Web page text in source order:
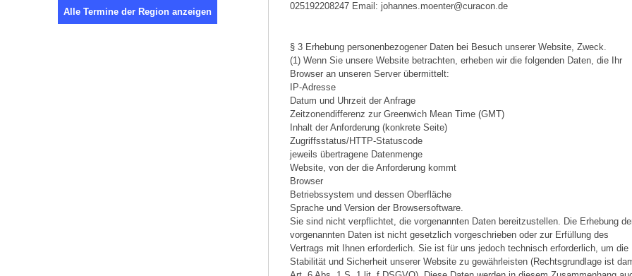
Alle Termine der Region anzeigen
025192208247 Email: johannes.moenter@curacon.de
§ 3 Erhebung personenbezogener Daten bei Besuch unserer Website, Zweck.
(1) Wenn Sie unsere Website betrachten, erheben wir die folgenden Daten, die Ihr
Browser an unseren Server übermittelt:
IP-Adresse
Datum und Uhrzeit der Anfrage
Zeitzonendifferenz zur Greenwich Mean Time (GMT)
Inhalt der Anforderung (konkrete Seite)
Zugriffsstatus/HTTP-Statuscode
jeweils übertragene Datenmenge
Website, von der die Anforderung kommt
Browser
Betriebssystem und dessen Oberfläche
Sprache und Version der Browsersoftware.
Sie sind nicht verpflichtet, die vorgenannten Daten bereitzustellen. Die Erhebung
vorgenannten Daten ist nicht gesetzlich vorgeschrieben oder zur Erfüllung des
Vertrags mit Ihnen erforderlich. Sie ist für uns jedoch technisch erforderlich, um die
Stabilität und Sicherheit unserer Website zu gewährleisten (Rechtsgrundlage ist